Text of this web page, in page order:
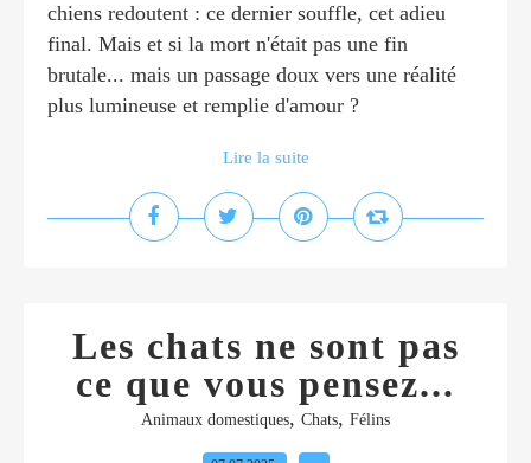
chiens redoutent : ce dernier souffle, cet adieu
final. Mais et si la mort n'était pas une fin
brutale... mais un passage doux vers une réalité
plus lumineuse et remplie d'amour ?
Lire la suite
Les chats ne sont pas
ce que vous pensez...
Animaux domestiques, Chats, Félins